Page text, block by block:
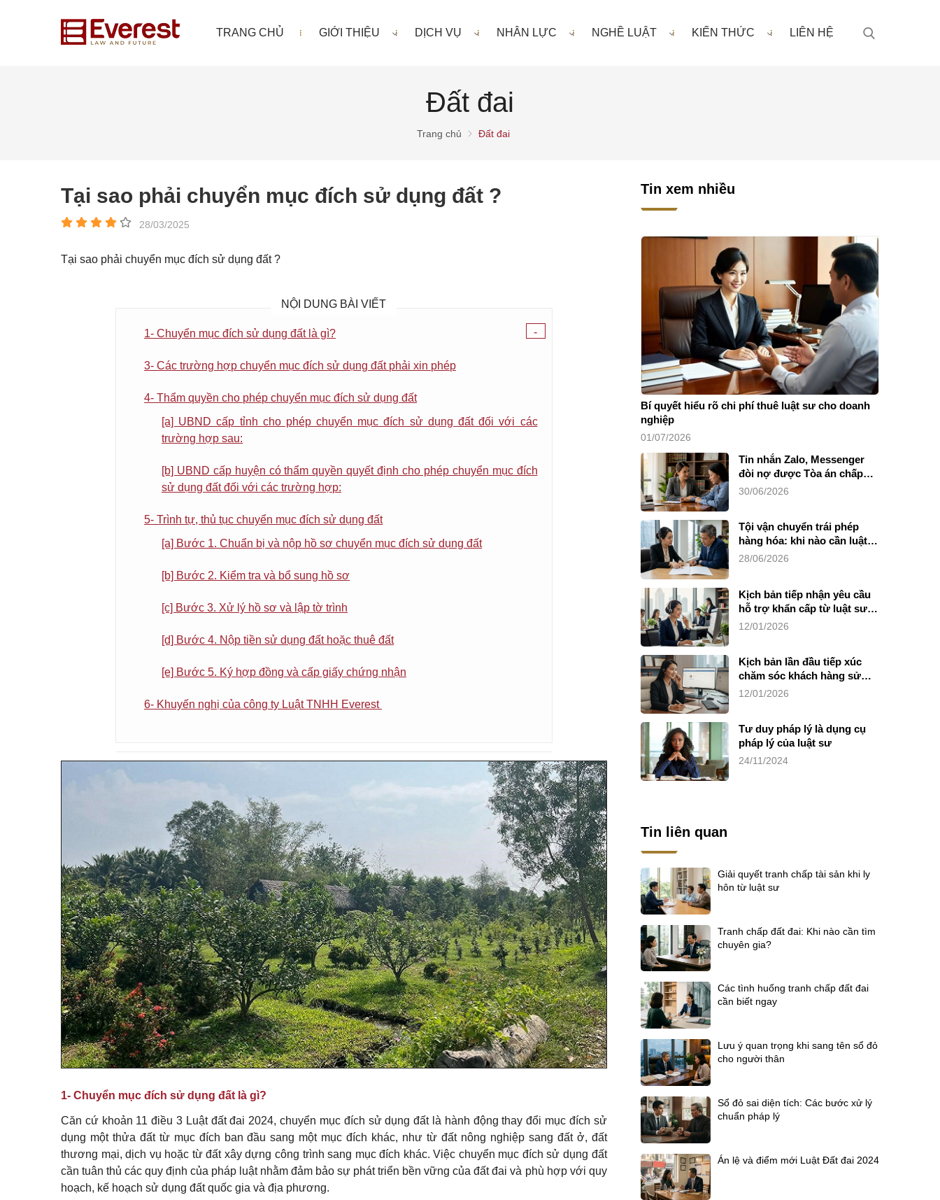
TRANG CHỦ GIỚI THIỆU DỊCH VỤ NHÂN LỰC NGHỀ LUẬT KIẾN THỨC LIÊN HỆ
Đất đai
Trang chủ Đất đai
Tại sao phải chuyển mục đích sử dụng đất ?
28/03/2025
Tại sao phải chuyển mục đích sử dụng đất ?
-
NỘI DUNG BÀI VIẾT
1- Chuyển mục đích sử dụng đất là gì?
3- Các trường hợp chuyển mục đích sử dụng đất phải xin phép
4- Thẩm quyền cho phép chuyển mục đích sử dụng đất
[a] UBND cấp tỉnh cho phép chuyển mục đích sử dụng đất đối với các
trường hợp sau:
[b] UBND cấp huyện có thẩm quyền quyết định cho phép chuyển mục đích
sử dụng đất đối với các trường hợp:
5- Trình tự, thủ tục chuyển mục đích sử dụng đất
[a] Bước 1. Chuẩn bị và nộp hồ sơ chuyển mục đích sử dụng đất
[b] Bước 2. Kiểm tra và bổ sung hồ sơ
[c] Bước 3. Xử lý hồ sơ và lập tờ trình
[d] Bước 4. Nộp tiền sử dụng đất hoặc thuê đất
[e] Bước 5. Ký hợp đồng và cấp giấy chứng nhận
6- Khuyến nghị của công ty Luật TNHH Everest
1- Chuyển mục đích sử dụng đất là gì?
Căn cứ khoản 11 điều 3 Luật đất đai 2024, chuyển mục đích sử dụng đất là hành động thay đổi mục đích sử
dụng một thửa đất từ mục đích ban đầu sang một mục đích khác, như từ đất nông nghiệp sang đất ở, đất
thương mại, dịch vụ hoặc từ đất xây dựng công trình sang mục đích khác. Việc chuyển mục đích sử dụng đất
cần tuân thủ các quy định của pháp luật nhằm đảm bảo sự phát triển bền vững của đất đai và phù hợp với quy
hoạch, kế hoạch sử dụng đất quốc gia và địa phương.
Tin xem nhiều
Bí quyết hiểu rõ chi phí thuê luật sư cho doanh
nghiệp
01/07/2026
Tin nhắn Zalo, Messenger
đòi nợ được Tòa án chấp
nhận không?
30/06/2026
Tội vận chuyển trái phép
hàng hóa: khi nào cần luật
sư?
28/06/2026
Kịch bản tiếp nhận yêu cầu
hỗ trợ khẩn cấp từ luật sư
riêng
12/01/2026
Kịch bản lần đầu tiếp xúc
chăm sóc khách hàng sử
dụng dịch vụ luật sư riêng
12/01/2026
Tư duy pháp lý là dụng cụ
pháp lý của luật sư
24/11/2024
Tin liên quan
Giải quyết tranh chấp tài sản khi ly
hôn từ luật sư
Tranh chấp đất đai: Khi nào cần tìm
chuyên gia?
Các tình huống tranh chấp đất đai
cần biết ngay
Lưu ý quan trọng khi sang tên sổ đỏ
cho người thân
Sổ đỏ sai diện tích: Các bước xử lý
chuẩn pháp lý
Án lệ và điểm mới Luật Đất đai 2024